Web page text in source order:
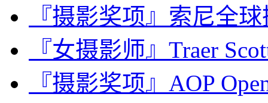
『摄影奖项』索尼全
『女摄影师』Traer
『摄影奖项』AOP